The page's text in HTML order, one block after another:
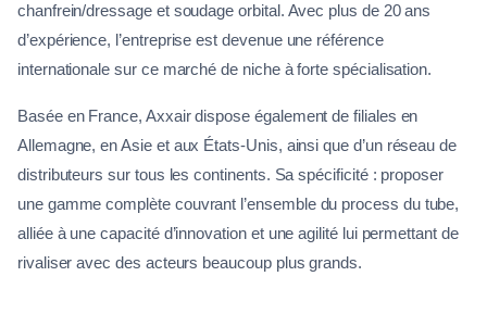
chanfrein/dressage et soudage orbital. Avec plus de 20 ans
d’expérience, l’entreprise est devenue une référence
internationale sur ce marché de niche à forte spécialisation.
Basée en France, Axxair dispose également de filiales en
Allemagne, en Asie et aux États-Unis, ainsi que d’un réseau de
distributeurs sur tous les continents. Sa spécificité : proposer
une gamme complète couvrant l’ensemble du process du tube,
alliée à une capacité d’innovation et une agilité lui permettant de
rivaliser avec des acteurs beaucoup plus grands.